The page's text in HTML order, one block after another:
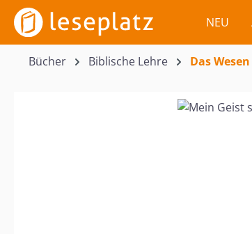
Hauptinhalt springen
Zur Suche springen
Zur Hauptnavigation springen NEU
Bücher Biblische Lehre Das